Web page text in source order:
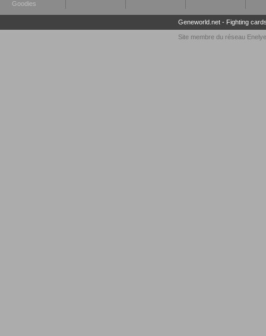
Goodies
Geneworld.net- Fighting
Site membre du réseau Enelye